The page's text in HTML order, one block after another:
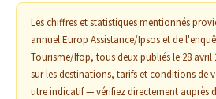
Les chiffres et statistiques mentionnés
annuel Europ Assistance/Ipsos et de
Tourisme/Ifop, tous deux publiés le 28 avril
sur les destinations, tarifs et conditions de
titre indicatif — vérifiez directement auprès